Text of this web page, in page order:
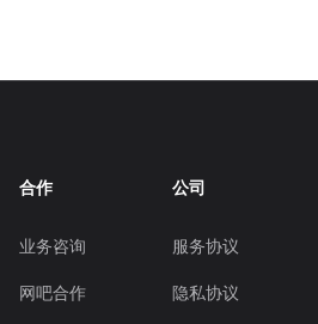
合作
业务咨询
网吧合作
公司
服务协议
隐私协议